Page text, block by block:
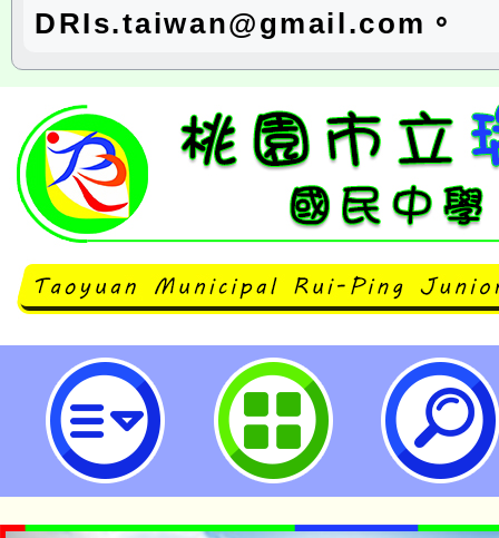
DRIs.taiwan@gmail.com。
衛生福利部國民健康署辦理第九版
素參考攝取量」修訂說明會-桃園